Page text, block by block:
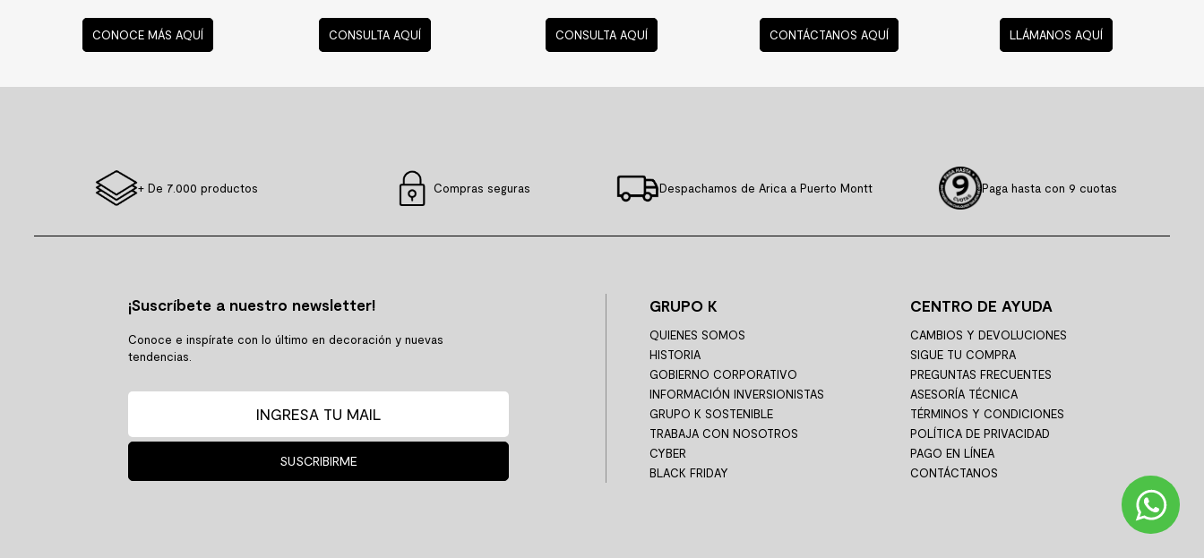
CONOCE MÁS AQUÍ CONSULTA AQUÍ CONSULTA AQUÍ CONTÁCTANOS AQUÍ LLÁMANOS AQUÍ
+ De 7.000 productos Compras seguras Despachamos de Arica a Puerto Montt Paga hasta con 9 cuotas
¡Suscríbete a nuestro newsletter!
Conoce e inspírate con lo último en decoración y nuevas
tendencias.
SUSCRIBIRME
GRUPO K
QUIENES SOMOS
HISTORIA
GOBIERNO CORPORATIVO
INFORMACIÓN INVERSIONISTAS
GRUPO K SOSTENIBLE
TRABAJA CON NOSOTROS
CYBER
BLACK FRIDAY
CENTRO DE AYUDA
CAMBIOS Y DEVOLUCIONES
SIGUE TU COMPRA
PREGUNTAS FRECUENTES
ASESORÍA TÉCNICA
TÉRMINOS Y CONDICIONES
POLÍTICA DE PRIVACIDAD
PAGO EN LÍNEA
CONTÁCTANOS